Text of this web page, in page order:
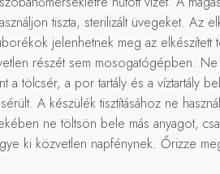
tiszta, sterilizált üvegeket. Az
jelenhetnek meg az
részét sem mosogatógépben.
tölcsér, a por tartály és a víztartály
A készülék tisztításához ne
ne töltsön bele más anyagot,
közvetlen napfénynek. Őrizze